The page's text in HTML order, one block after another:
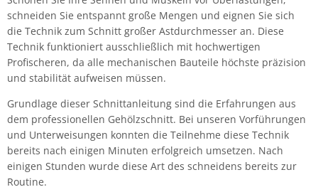
schneiden Sie entspannt große Mengen und eignen Sie sich
die Technik zum Schnitt großer Astdurchmesser an. Diese
Technik funktioniert ausschließlich mit hochwertigen
Profischeren, da alle mechanischen Bauteile höchste präzision
und stabilität aufweisen müssen.
Grundlage dieser Schnittanleitung sind die Erfahrungen aus
dem professionellen Gehölzschnitt. Bei unseren Vorführungen
und Unterweisungen konnten die Teilnehme diese Technik
bereits nach einigen Minuten erfolgreich umsetzen. Nach
einigen Stunden wurde diese Art des schneidens bereits zur
Routine.